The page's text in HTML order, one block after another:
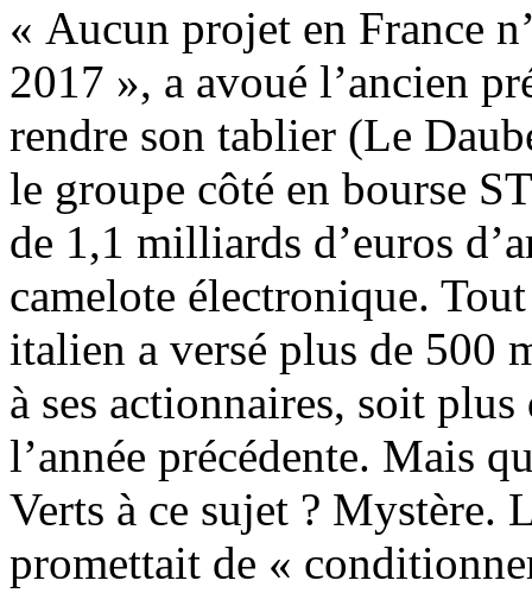
« Aucun projet en France
2017 », a avoué l’ancien
rendre son tablier (Le
le groupe côté en bourse
de 1,1 milliards d’euros
camelote électronique.
italien a versé plus de 500
à ses actionnaires, soit
l’année précédente. Mais
Verts à ce sujet ? Mystère.
promettait de «